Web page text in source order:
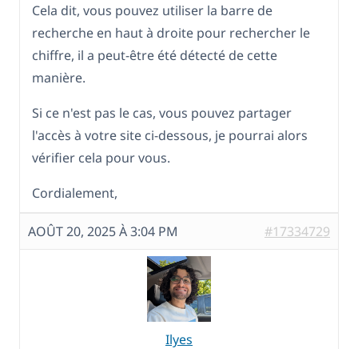
Cela dit, vous pouvez utiliser la barre de
recherche en haut à droite pour rechercher le
chiffre, il a peut-être été détecté de cette
manière.
Si ce n'est pas le cas, vous pouvez partager
l'accès à votre site ci-dessous, je pourrai alors
vérifier cela pour vous.
Cordialement,
AOÛT 20, 2025 À 3:04 PM #17334729
Ilyes